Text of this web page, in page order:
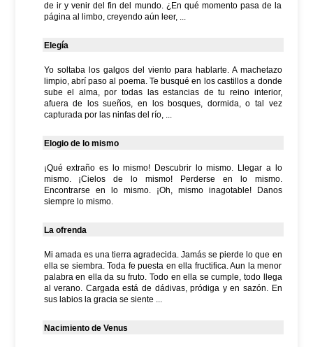
de ir y venir del fin del mundo. ¿En qué momento pasa de la
página al limbo, creyendo aún leer, ...
Elegía
Yo soltaba los galgos del viento para hablarte. A machetazo
limpio, abrí paso al poema. Te busqué en los castillos a donde
sube el alma, por todas las estancias de tu reino interior,
afuera de los sueños, en los bosques, dormida, o tal vez
capturada por las ninfas del río, ...
Elogio de lo mismo
¡Qué extraño es lo mismo! Descubrir lo mismo. Llegar a lo
mismo. ¡Cielos de lo mismo! Perderse en lo mismo.
Encontrarse en lo mismo. ¡Oh, mismo inagotable! Danos
siempre lo mismo.
La ofrenda
Mi amada es una tierra agradecida. Jamás se pierde lo que en
ella se siembra. Toda fe puesta en ella fructifica. Aun la menor
palabra en ella da su fruto. Todo en ella se cumple, todo llega
al verano. Cargada está de dádivas, pródiga y en sazón. En
sus labios la gracia se siente ...
Nacimiento de Venus